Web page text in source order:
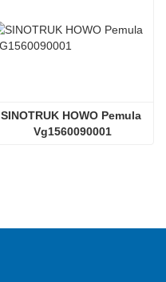
SINOTRUK HOWO Pemula
Vg1560090001